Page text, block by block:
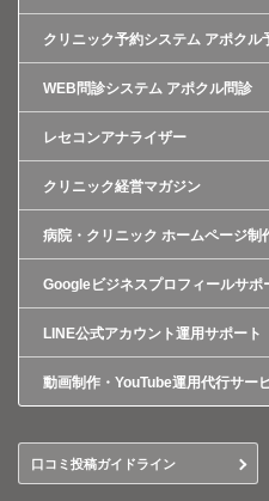
クリニック予約システム アポクル
WEB問診システム アポクル問診
レセコンアナライザー
クリニック経営マガジン
病院・クリニック ホームページ制
Googleビジネスプロフィールサポ
LINE公式アカウント運用サポート
動画制作・YouTube運用代行サー
口コミ投稿ガイドライン